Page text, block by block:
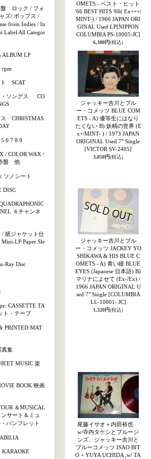
盤 ロック / フォ
ズ/ ポップス /
from Indies / In
Label All Categor
ALBUM LP
rpm
ト SCAT
・ソングス CO
ス CHRISTMAS
6 7 8 9
/ COLOR WAX /
盤 他
ソノシート
DISC
４チャンネ
/ 紙ジャケット仕
LP Paper Sle
Ray Disc
CASSETTE TA
ト・テープ
PRINTED MAT
真集
MUSIC 楽
BOOK 映画
＆MUSICAL
サート＆ミュ
パンフレット
KARAOKE
OMETS - ベスト・ヒット
'66 BEST HITS '66( Ex+++/
MINT-) / 1966 JAPAN ORI
GINAL Used LP[NIPPON
COLUMBIA PS-10005-JC]
6,380円(税込)
ジャッキー吉川とブル
ー・コメッツ BLUE COM
ETS - A) 優等生にはなり
たくない B) 妖精の世界 (E
x+/MINT- ) / 1973 JAPAN
ORIGINAL Used 7" Single
[VICTOR SV-2405]
3,850円(税込)
ジャッキー吉川とブル
ー・コメッツ JACKEY YO
SHIKAWA & HIS BLUE C
OMETS - A) 青い瞳 BLUE
EYES (Japanese 日本語) B)
マリナによせて (Ex-/Ex) /
1966 JAPAN ORIGINAL U
sed 7" Single [COLUMBIA
LL-10001- JC]
1,320円(税込)
尾藤イサオ＋内田裕也
w/寺内タケシとブルージ
ンズ、ジャッキー吉川と
ブルーコメッツ ISAO BIT
O + YUYA UCHIDA ,w/ TA